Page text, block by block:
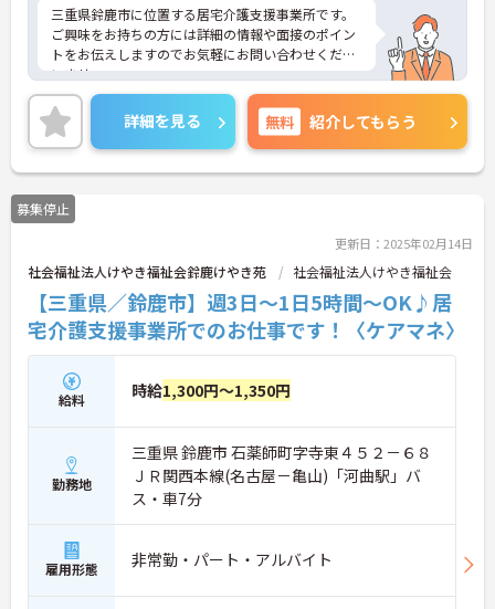
三重県鈴鹿市に位置する居宅介護支援事業所です。
ご興味をお持ちの方には詳細の情報や面接のポイン
トをお伝えしますのでお気軽にお問い合わせくださ
いませ。
詳細を見る 無料 紹介してもらう
募集停止
更新日：2025年02月14日
社会福祉法人けやき福祉会鈴鹿けやき苑 社会福祉法人けやき福祉会
【三重県／鈴鹿市】週3日～1日5時間～OK♪居
宅介護支援事業所でのお仕事です！〈ケアマネ〉
給料 時給1,300円～1,350円
勤務地
三重県 鈴鹿市 石薬師町字寺東４５２－６８
ＪＲ関西本線(名古屋－亀山)「河曲駅」バ
ス・車7分
雇用形態 非常勤・パート・アルバイト